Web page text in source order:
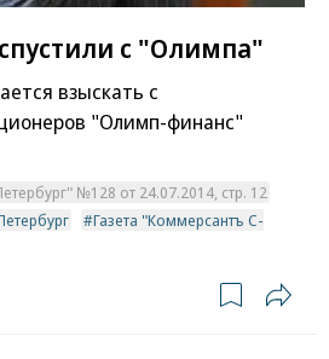
с "Олимпа"
взыскать с
"Олимп-финанс"
№128 от 24.07.2014, стр. 12
Газета "Коммерсантъ С-